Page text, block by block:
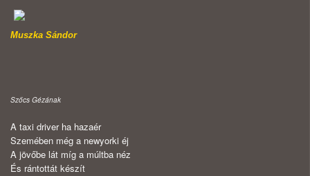
Muszka Sándor
Szőcs Gézának
A taxi driver ha hazaér
Szemében még a newyorki éj
A jövőbe lát míg a múltba néz
És rántottát készít